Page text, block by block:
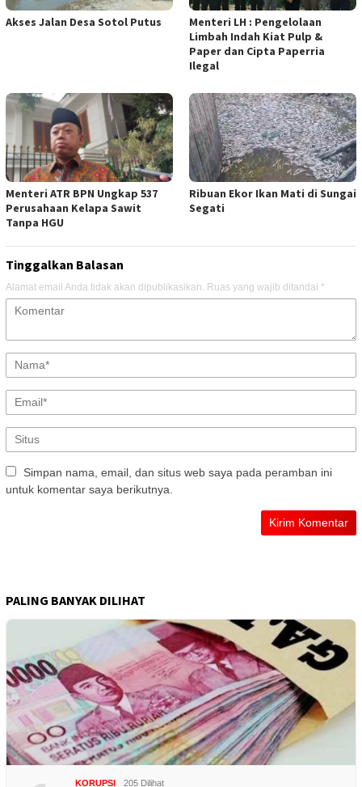
Akses Jalan Desa Sotol Putus
Menteri LH : Pengelolaan
Limbah Indah Kiat Pulp &
Paper dan Cipta Paperria
Ilegal
Menteri ATR BPN Ungkap 537
Perusahaan Kelapa Sawit
Tanpa HGU
Ribuan Ekor Ikan Mati di Sungai
Segati
Tinggalkan Balasan
Alamat email Anda tidak akan dipublikasikan. Ruas yang wajib ditandai *
Simpan nama, email, dan situs web saya pada peramban ini
untuk komentar saya berikutnya.
PALING BANYAK DILIHAT
KORUPSI 205 Dilihat